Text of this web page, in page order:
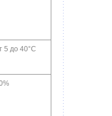
5 до 40°C